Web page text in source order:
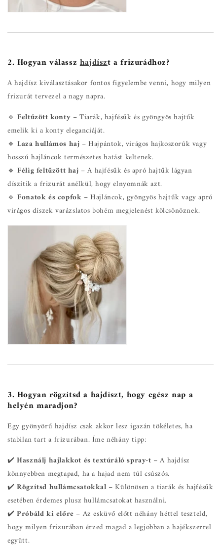
2. Hogyan válasszhajdíszt a frizurádhoz?
A hajdísz kiválasztásakor fontos figyelembe venni, hogy milyen
frizurát tervezel a nagy napra.
🔹Feltűzött konty – Tiarák, hajfésűk és gyöngyös hajtűk
emelik ki a konty eleganciáját.
🔹Laza hullámos haj – Hajpántok, virágos hajkoszorúk vagy
hosszú hajláncok természetes hatást keltenek.
🔹Félig feltűzött haj – A hajfésűk és apró hajtűk lágyan
díszítik a frizurát anélkül, hogy elnyomnák azt.
🔹Fonatok és copfok – Hajláncok, gyöngyös hajtűk vagy apró
virágos díszek varázslatos bohém megjelenést kölcsönöznek.
3. Hogyan rögzítsd a hajdíszt, hogy egész nap a
helyén maradjon?
Egy gyönyörű hajdísz csak akkor lesz igazán tökéletes, ha
stabilan tart a frizurában. Íme néhány tipp:
✔️Használj hajlakkot és textúráló spray-t – A hajdísz
könnyebben megtapad, ha a hajad nem túl csúszós.
✔️Rögzítsd hullámcsatokkal– Különösen a tiarák és hajfésűk
esetében érdemes plusz hullámcsatokat használni.
✔️Próbáld ki előre – Az esküvő előtt néhány héttel teszteld,
hogy milyen frizurában érzed magad a legjobban a hajékszerrel
együtt.